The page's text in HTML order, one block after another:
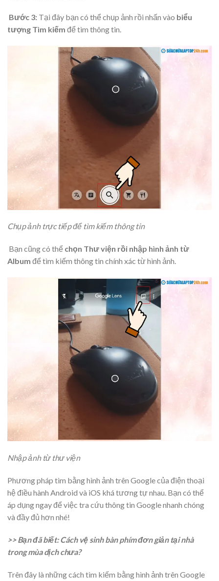
Bước 3: Tại đây bạn có thể chụp ảnh rồi nhấn vào biểu
tượng Tìm kiếm để tìm thông tin.
Chụp ảnh trực tiếp để tìm kiếm thông tin
Bạn cũng có thể chọn Thư viện rồi nhập hình ảnh từ
Album để tìm kiếm thông tin chính xác từ hình ảnh.
Nhập ảnh từ thư viện
Phương pháp tìm bằng hình ảnh trên Google của điện thoại
hệ điều hành Android và iOS khá tương tự nhau. Bạn có thể
áp dụng ngay để việc tra cứu thông tin Google nhanh chóng
và đầy đủ hơn nhé!
>> Bạn đã biết: Cách vệ sinh bàn phím đơn giản tại nhà
trong mùa dịch chưa?
Trên đây là những cách tìm kiếm bằng hình ảnh trên Google